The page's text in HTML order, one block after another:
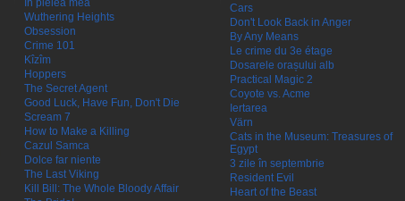
În pielea mea
Wuthering Heights
Obsession
Crime 101
Kîzîm
Hoppers
The Secret Agent
Good Luck, Have Fun, Don't Die
Scream 7
How to Make a Killing
Cazul Samca
Dolce far niente
The Last Viking
Kill Bill: The Whole Bloody Affair
Cars
Don't Look Back in Anger
By Any Means
Le crime du 3e étage
Dosarele orașului alb
Practical Magic 2
Coyote vs. Acme
Iertarea
Värn
Cats in the Museum: Treasures of
Egypt
3 zile în septembrie
Resident Evil
Heart of the Beast